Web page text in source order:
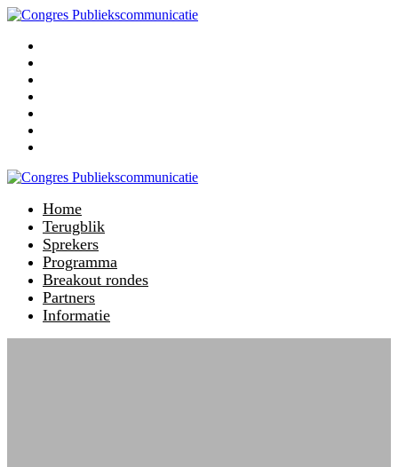
Home
Terugblik
Sprekers
Programma
Breakout rondes
Partners
Informatie